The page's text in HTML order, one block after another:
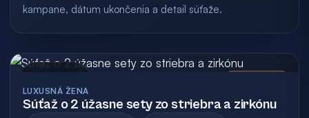
kampane, dátum ukončenia a detail súťaže.
LUXUSNÁ ŽENA
Súťaž o 2 úžasne sety zo striebra a zirkónu